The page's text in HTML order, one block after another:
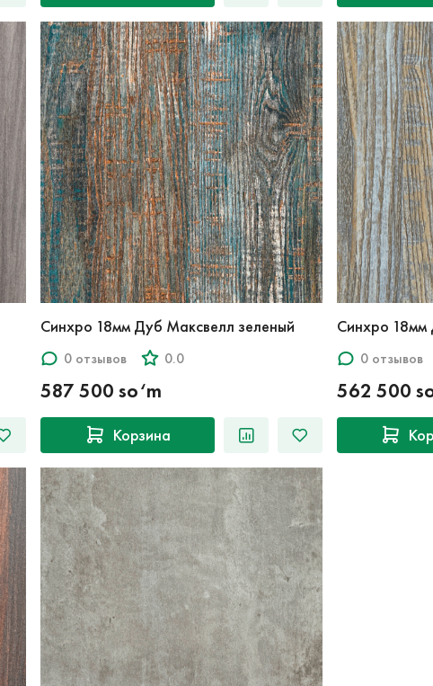
Синхро 18мм Дуб Максвелл зеленый
0 отзывов 0.0
587 500 so‘m
Корзина
Синхро 18мм
0 отзывов
562 500